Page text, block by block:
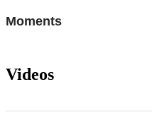
Moments
Videos